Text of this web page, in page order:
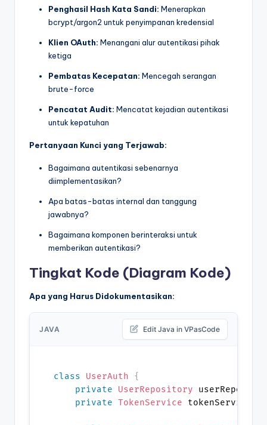
Penghasil Hash Kata Sandi: Menerapkan
bcrypt/argon2 untuk penyimpanan kredensial
Klien OAuth: Menangani alur autentikasi pihak
ketiga
Pembatas Kecepatan: Mencegah serangan
brute-force
Pencatat Audit: Mencatat kejadian autentikasi
untuk kepatuhan
Pertanyaan Kunci yang Terjawab:
Bagaimana autentikasi sebenarnya
diimplementasikan?
Apa batas-batas internal dan tanggung
jawabnya?
Bagaimana komponen berinteraksi untuk
memberikan autentikasi?
Tingkat Kode (Diagram Kode)
Apa yang Harus Didokumentasikan:
JAVA Edit Java in VPasCode
class UserAuth
{
private
UserRepository
private TokenService tokenService